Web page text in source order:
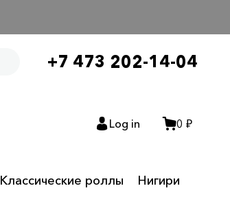
+7 473 202-14-04
Log in 0 ₽
Классические роллы
Нигири